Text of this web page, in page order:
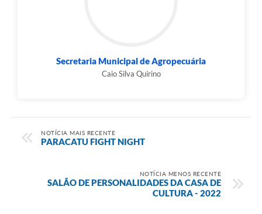
Secretaria Municipal de Agropecuária
Caio Silva Quirino
NOTÍCIA MAIS RECENTE
PARACATU FIGHT NIGHT
NOTÍCIA MENOS RECENTE
SALÃO DE PERSONALIDADES DA CASA DE
CULTURA - 2022